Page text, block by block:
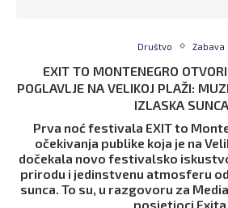
Društvo Zabava
EXIT TO MONTENEGRO
POGLAVLJE NA VELIKOJ PLAŽI:
IZLASKA SUNCA
Prva noć festivala EXIT to
očekivanja publike koja je na
dočekala novo festivalsko
prirodu i jedinstvenu atmosferu
sunca. To su, u razgovoru za
posjetioci Exita.